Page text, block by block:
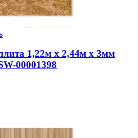
1,22м х 2,44м х 3мм
00001398